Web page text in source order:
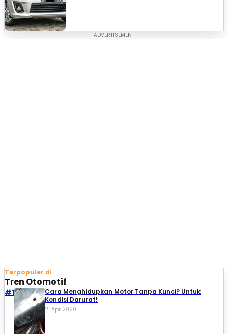
Terpopuler di
Tren Otomotif
#1
Cara Menghidupkan Motor Tanpa Kunci? Untuk
Kondisi Darurat!
21 Apr 2020